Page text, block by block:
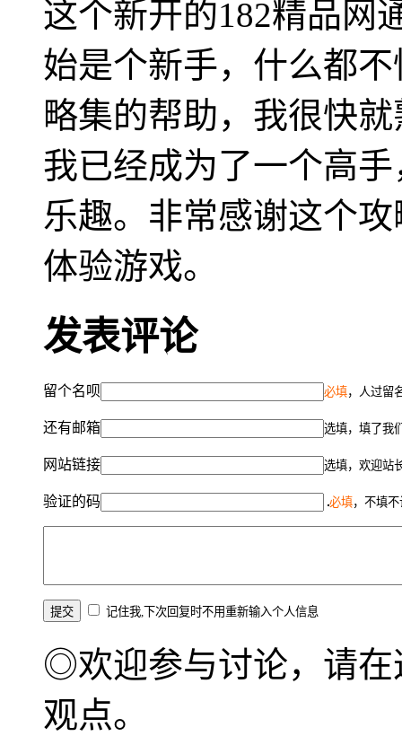
这个新开的182精品网
始是个新手，什么都
略集的帮助，我很快
我已经成为了一个高
乐趣。非常感谢这个
体验游戏。
发表评论
留个名呗 必填，人过留
还有邮箱 选填，填了我
网站链接 选填，欢迎站
验证的码 必填，不填
记住我,下次回复时不用重新输入个人信息
◎欢迎参与讨论，请在
观点。